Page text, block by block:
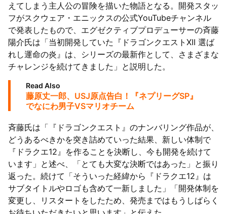
えてしまう主人公の冒険を描いた物語となる。開発スタッ
フがスクウェア・エニックスの公式YouTubeチャンネル
で発表したもので、エグゼクティブプロデューサーの斉藤
陽介氏は「当初開発していた『ドラゴンクエストXII 選ば
れし運命の炎』は、シリーズの最新作として、さまざまな
チャレンジを続けてきました」と説明した。
Read Also
藤原丈一郎、USJ原点告白！『ネプリーグSP』
でなにわ男子VSマリオチーム
斉藤氏は「『ドラゴンクエスト』のナンバリング作品が、
どうあるべきかを突き詰めていった結果、新しい体制で
『ドラクエ12』を作ることを決断し、今も開発を続けて
います」と述べ、「とても大変な決断ではあった」と振り
返った。続けて「そういった経緯から『ドラクエ12』は
サブタイトルやロゴも含めて一新しました」「開発体制を
変更し、リスタートをしたため、発売まではもうしばらく